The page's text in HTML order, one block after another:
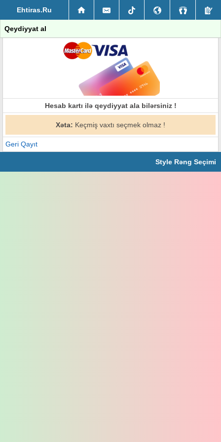
Ehtiras.Ru
Qeydiyyat al
Hesab kartı ilə qeydiyyat ala bilərsiniz !
Xəta: Keçmiş vaxtı seçmek olmaz !
Geri Qayıt
Style Rəng Seçimi